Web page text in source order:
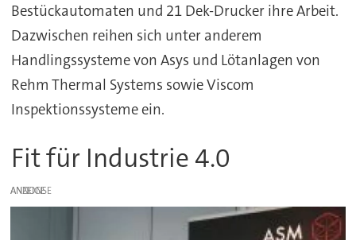
Bestückautomaten und 21 Dek-Drucker ihre Arbeit.
Dazwischen reihen sich unter anderem
Handlingssysteme von Asys und Lötanlagen von
Rehm Thermal Systems sowie Viscom
Inspektionssysteme ein.
Fit für Industrie 4.0
ANZEIGE